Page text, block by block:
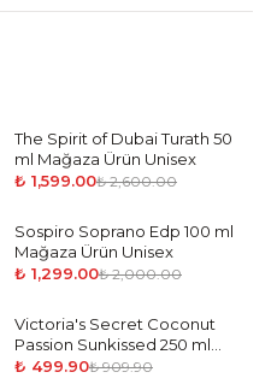
-39%
The Spirit of Dubai Turath 50
ml Mağaza Ürün Unisex
₺ 1,599.00₺ 2,600.00
-35%
Sospiro Soprano Edp 100 ml
Mağaza Ürün Unisex
₺ 1,299.00₺ 2,000.00
-45%
Victoria's Secret Coconut
Passion Sunkissed 250 ml
Vücut Spreyi
₺ 499.90₺ 909.90